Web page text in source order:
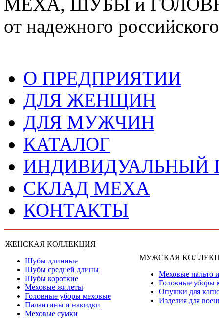
от надежного
О ПРЕДПРИЯТИИ
ДЛЯ ЖЕНЩИН
ДЛЯ МУЖЧИН
КАТАЛОГ
ИНДИВИДУАЛЬНЫЙ
СКЛАД МЕХА
КОНТАКТЫ
ЖЕНСКАЯ КОЛЛЕКЦИЯ
Шубы длинные
Шубы средней длины
Шубы короткие
Меховые жилеты
Головные уборы меховые
Палантины и накидки
Меховые сумки
МУЖСКАЯ
Меховые пальто
Головные уборы
Опушки для
Изделия для